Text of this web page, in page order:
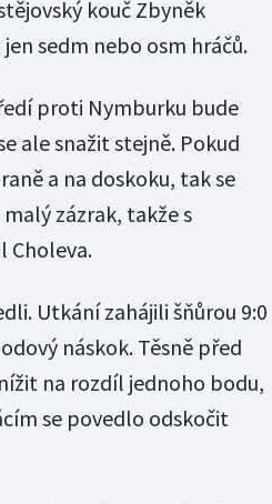
kouč Zbyněk
sedm nebo osm hráčů.
proti Nymburku bude
ale snažit stejně. Pokud
a na doskoku, tak se
zázrak, takže s
Choleva.
Utkání zahájili šňůrou 9:0
náskok. Těsně před
na rozdíl jednoho bodu,
se povedlo odskočit